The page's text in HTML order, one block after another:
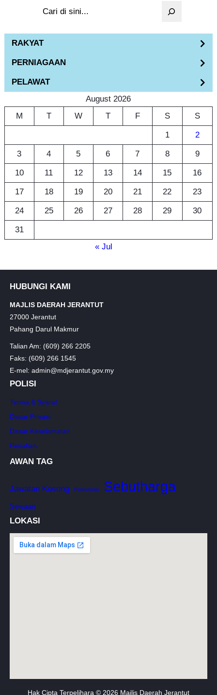
c
h
RAKYAT
PERNIAGAAN
PELAWAT
August 2026
M
T W T F S S
1 2
3 4 5 6 7 8 9
10 11 12 13 14 15 16
17 18 19 20 21 22 23
24 25 26 27 28 29 30
31
« Jul
HUBUNGI KAMI
MAJLIS DAERAH JERANTUT
27000 Jerantut
Pahang Darul Makmur
Talian Am: (609) 266 2205
Faks: (609) 266 1545
E-mel: admin@mdjerantut.gov.my
POLISI
Terma & Syarat
Dasar Privasi
Dasar Keselamatan
Penafian
AWAN TAG
Jawatan Kosong Pelesenan Sebutharga
Sewaan
LOKASI
Hak Cipta Terpelihara © 2026 Majlis Daerah Jerantut